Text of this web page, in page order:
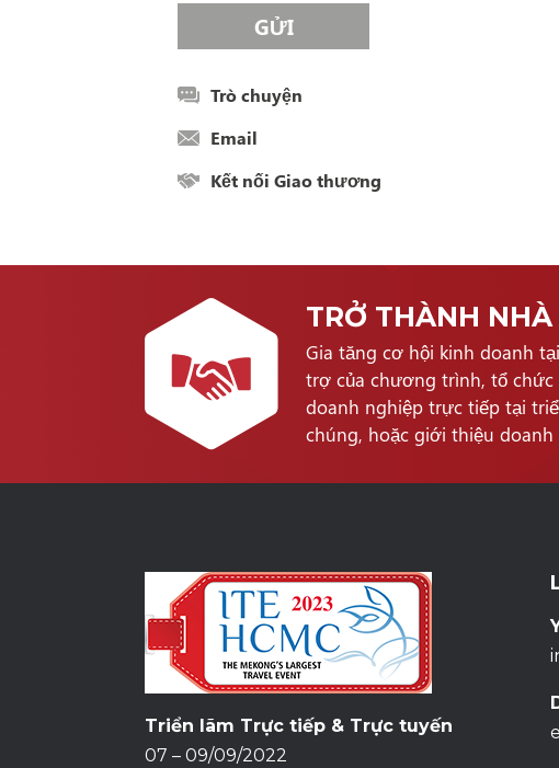
Trò chuyện
Email
Kết nối Giao thương
TRỞ THÀNH NHÀ
Gia tăng cơ hội kinh doanh
trợ của chương trình, tổ
doanh nghiệp trực tiếp tại
chúng, hoặc giới thiệu
Triển lãm Trực tiếp & Trực tuyến
07 – 09/09/2022